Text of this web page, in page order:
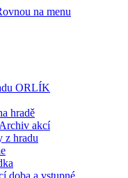
na menu
ORLÍK
hradě
Archiv akcí
z hradu
doba a vstupné